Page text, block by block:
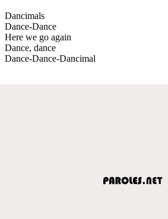
Dancimals
Dance-Dance
Here we go again
Dance, dance
Dance-Dance-Dancimal